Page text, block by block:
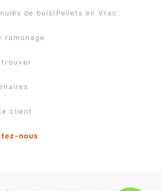
de bois/Pellets en Vrac
ramonage
trouver
client
nous